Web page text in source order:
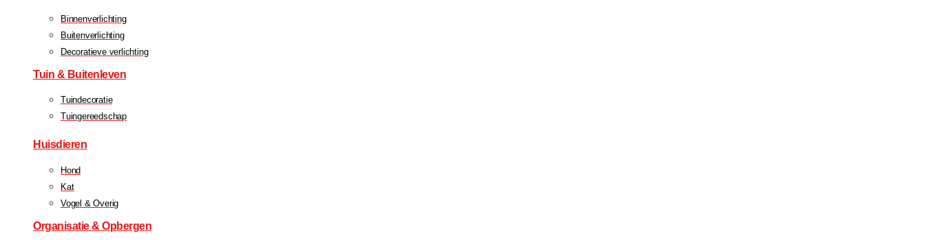
Binnenverlichting
Buitenverlichting
Decoratieve verlichting
Tuin & Buitenleven
Tuindecoratie
Tuingereedschap
Huisdieren
Hond
Kat
Vogel & Overig
Organisatie & Opbergen